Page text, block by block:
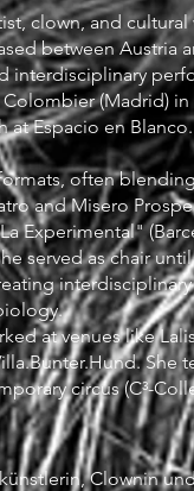
clown, and
between Austria
interdisciplinary
(Madrid)
Espacio en
often
and Misero
Experimental"
served as chair
interdisciplinary
at venues like
She
circus (C³-
Clownin